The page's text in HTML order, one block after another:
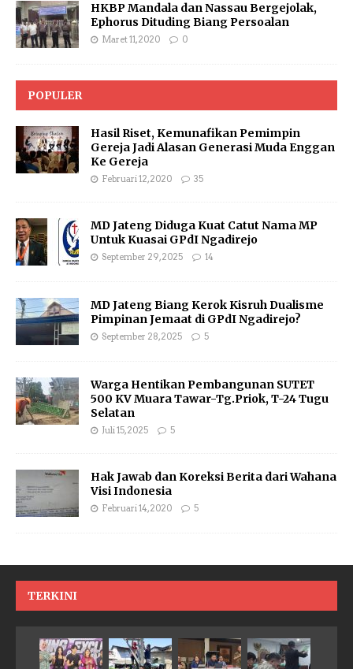
HKBP Mandala dan Nassau Bergejolak,
Ephorus Dituding Biang Persoalan
Maret 11, 2020 0
POPULER
Hasil Riset, Kemunafikan Pemimpin
Gereja Jadi Alasan Generasi Muda Enggan
Ke Gereja
Februari 12, 2020 35
MD Jateng Diduga Kuat Catut Nama MP
Untuk Kuasai GPdI Ngadirejo
September 29, 2025 14
MD Jateng Biang Kerok Kisruh Dualisme
Pimpinan Jemaat di GPdI Ngadirejo?
September 28, 2025 5
Warga Hentikan Pembangunan SUTET
500 KV Muara Tawar-Tg.Priok, T-24 Tugu
Selatan
Juli 15, 2025 5
Hak Jawab dan Koreksi Berita dari Wahana
Visi Indonesia
Februari 14, 2020 5
TERKINI